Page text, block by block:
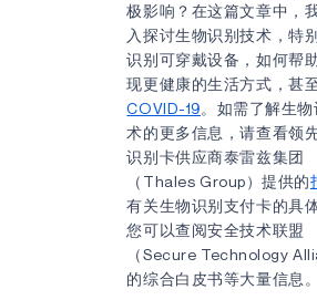
极影响？在这篇文章中，
入探讨生物识别技术，特
识别可穿戴设备，如何帮
现更健康的生活方式，甚
COVID-19。如需了解生
术的更多信息，请查看领
识别卡供应商泰雷兹集团
（Thales Group）提供的
有关生物识别支付卡的具
您可以查阅安全技术联盟
（Secure Technology
的综合白皮书等大量信息。